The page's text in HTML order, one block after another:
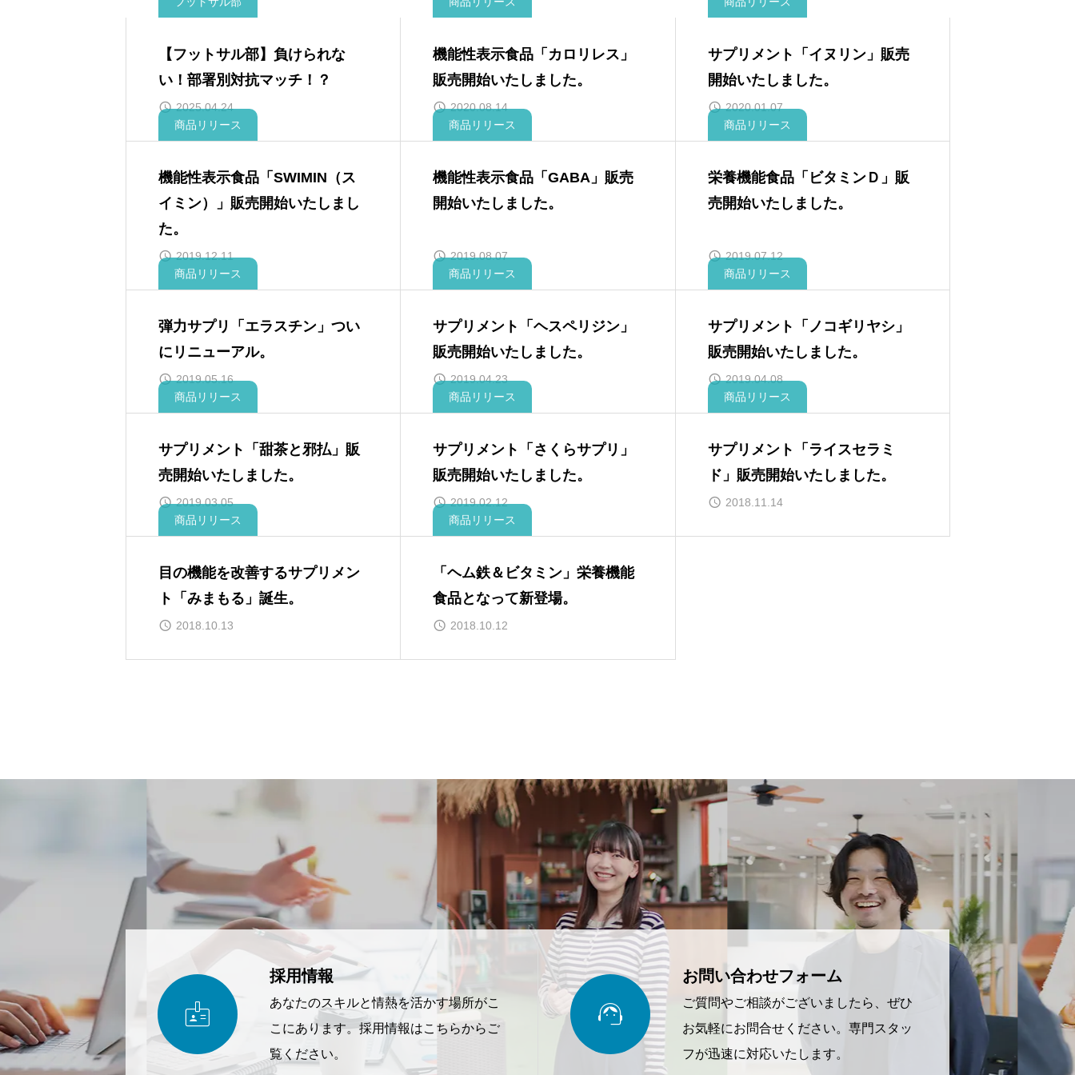
【フットサル部】負けられな
い！部署別対抗マッチ！？
2025.04.24
機能性表示食品「カロリレス」
販売開始いたしました。
2020.08.14
サプリメント「イヌリン」販売
開始いたしました。
2020.01.07
商品リリース
機能性表示食品「SWIMIN（ス
イミン）」販売開始いたしまし
た。
2019.12.11
商品リリース
機能性表示食品「GABA」販売
開始いたしました。
2019.08.07
商品リリース
栄養機能食品「ビタミンＤ」販
売開始いたしました。
2019.07.12
商品リリース
弾力サプリ「エラスチン」つい
にリニューアル。
2019.05.16
商品リリース
サプリメント「ヘスペリジン」
販売開始いたしました。
2019.04.23
商品リリース
サプリメント「ノコギリヤシ」
販売開始いたしました。
2019.04.08
商品リリース
サプリメント「甜茶と邪払」販
売開始いたしました。
2019.03.05
商品リリース
サプリメント「さくらサプリ」
販売開始いたしました。
2019.02.12
商品リリース
サプリメント「ライスセラミ
ド」販売開始いたしました。
2018.11.14
商品リリース
目の機能を改善するサプリメン
ト「みまもる」誕生。
2018.10.13
商品リリース
「ヘム鉄＆ビタミン」栄養機能
食品となって新登場。
2018.10.12

採用情報
あなたのスキルと情熱を活かす場所がこ
こにあります。採用情報はこちらからご
覧ください。

お問い合わせフォーム
ご質問やご相談がございましたら、ぜひ
お気軽にお問合せください。専門スタッ
フが迅速に対応いたします。